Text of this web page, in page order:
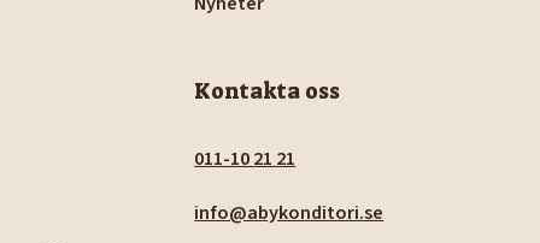
Kontakta oss
011-10 21 21
info@abykonditori.se